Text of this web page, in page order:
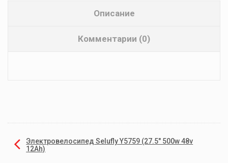
Описание
Комментарии (0)
Электровелосипед Selufly Y5759 (27.5" 500w 48v
12Ah)